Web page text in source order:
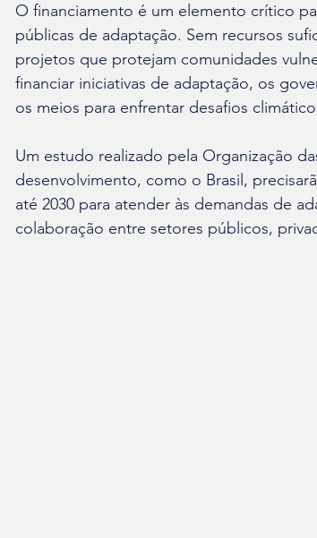
O financiamento é um elemento crítico
públicas de adaptação. Sem recursos
projetos que protejam comunidades
financiar iniciativas de adaptação, os
os meios para enfrentar desafios
Um estudo realizado pela Organização
desenvolvimento, como o Brasil,
até 2030 para atender às demandas de
colaboração entre setores públicos,